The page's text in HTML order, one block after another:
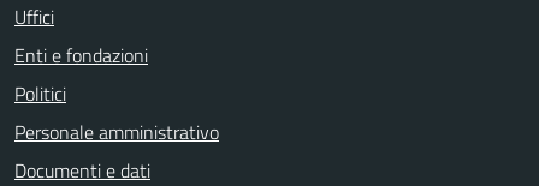
Uffici
Enti e fondazioni
Politici
Personale amministrativo
Documenti e dati